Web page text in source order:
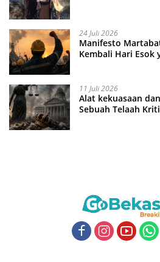
24 Juli 2026
Manifesto
Kembali Hari Esok
11 Juli 2026
Alat kekuasaan
Sebuah Telaah